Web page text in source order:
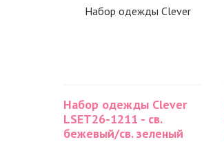
Набор одежды Clever
LSET26-1211 - св.
бежевый/св. зеленый